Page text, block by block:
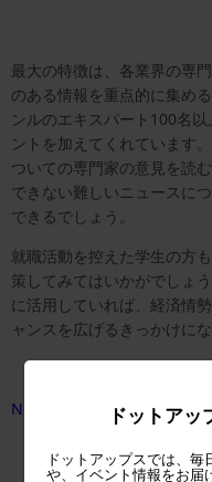
最大の特徴は、各業界の専
のある情報を重点的に集め
ンルのエキスパート100名
ントを加えてくれています
ついての専門家の意見を読
できない難しいニュースに
できるでしょう。
就職活動を控えた学生の方
策してみてはいかがでしょ
に活用していれば、経済情
ャンスを広げるきっかけに
NewsPicks 公式サイト
ドットアッ
ドットアップスでは、
や、イベント情報をお届